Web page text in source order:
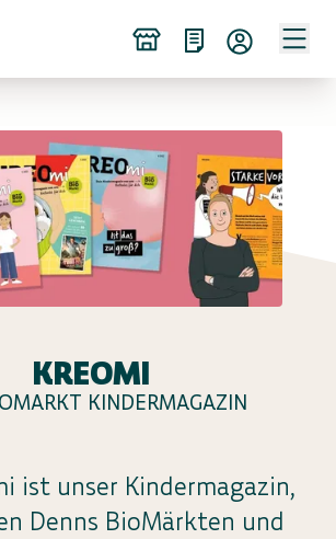
KREOMI
KINDERMAGAZIN
ist unser Kindermagazin,
Denns BioMärkten und